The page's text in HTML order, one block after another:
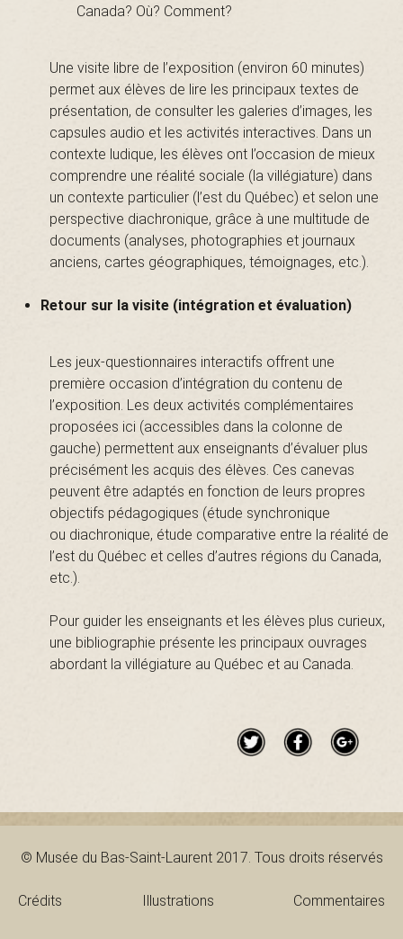
e
Canada? Où? Comment?
Une visite libre de l’exposition (environ 60 minutes)
permet aux élèves de lire les principaux textes de
présentation, de consulter les galeries d’images, les
capsules audio et les activités interactives. Dans un
contexte ludique, les élèves ont l’occasion de mieux
comprendre une réalité sociale (la villégiature) dans
un contexte particulier (l’est du Québec) et selon une
perspective diachronique, grâce à une multitude de
documents (analyses, photographies et journaux
anciens, cartes géographiques, témoignages, etc.).
Retour sur la visite (intégration et évaluation)
Les jeux-questionnaires interactifs offrent une
première occasion d’intégration du contenu de
l’exposition. Les deux activités complémentaires
proposées ici (accessibles dans la colonne de
gauche) permettent aux enseignants d’évaluer plus
précisément les acquis des élèves. Ces canevas
peuvent être adaptés en fonction de leurs propres
objectifs pédagogiques (étude synchronique
ou diachronique, étude comparative entre la réalité de
l’est du Québec et celles d’autres régions du Canada,
etc.).
Pour guider les enseignants et les élèves plus curieux,
une bibliographie présente les principaux ouvrages
abordant la villégiature au Québec et au Canada.
© Musée du Bas-Saint-Laurent 2017. Tous droits réservés
Crédits Illustrations Commentaires